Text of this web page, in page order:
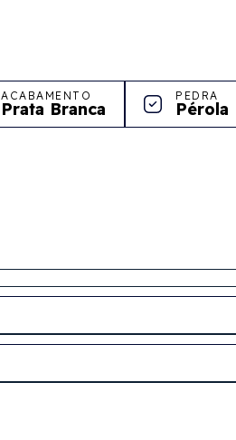
ACABAMENTO
Prata Branca
PEDRA
Pérola